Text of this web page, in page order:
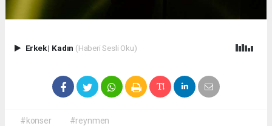
Erkek| Kadın (Haberi Sesli Oku)
#konser #reynmen